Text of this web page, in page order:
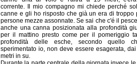
corrente. Il mio compagno mi chiede perché
canne e gli ho risposto che già un era di troppo
persone mezze assonnate. Se sai che c'é il
anche una canna posizionata alla profondità
per il mattino presto come per il pomeriggio
profondità delle esche, secondo quello
sperimentato io, non deve essere esagerata,
metri in su.